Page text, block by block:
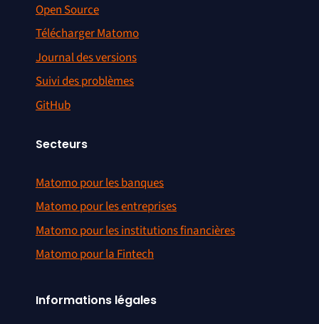
Open Source
Télécharger Matomo
Journal des versions
Suivi des problèmes
GitHub
Secteurs
Matomo pour les banques
Matomo pour les entreprises
Matomo pour les institutions financières
Matomo pour la Fintech
Informations légales